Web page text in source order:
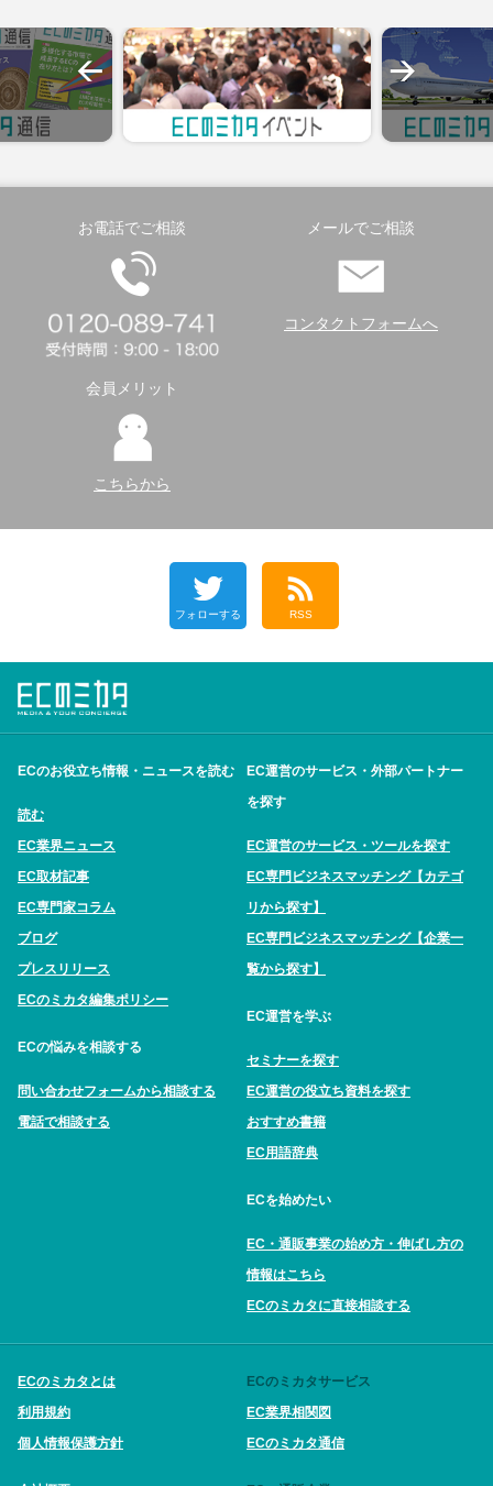
お電話でご相談 メールでご相談
コンタクトフォームへ
会員メリット
こちらから
フォローする RSS
ECのお役立ち情報・ニュースを読む
読む
EC業界ニュース
EC取材記事
EC専門家コラム
ブログ
プレスリリース
ECのミカタ編集ポリシー
ECの悩みを相談する
問い合わせフォームから相談する
電話で相談する
EC運営のサービス・外部パートナー
を探す
EC運営のサービス・ツールを探す
EC専門ビジネスマッチング【カテゴ
リから探す】
EC専門ビジネスマッチング【企業一
覧から探す】
EC運営を学ぶ
セミナーを探す
EC運営の役立ち資料を探す
おすすめ書籍
EC用語辞典
ECを始めたい
EC・通販事業の始め方・伸ばし方の
情報はこちら
ECのミカタに直接相談する
ECのミカタとは
利用規約
個人情報保護方針
ECのミカタサービス
EC業界相関図
ECのミカタ通信